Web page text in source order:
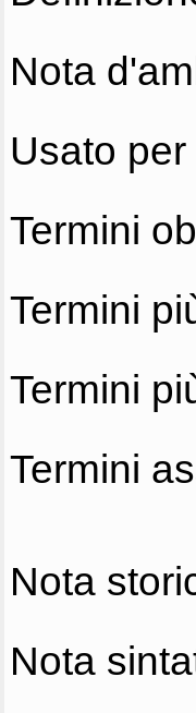
Nota
Usato per
Termini
Termini
Termini
Termini
Nota
Nota